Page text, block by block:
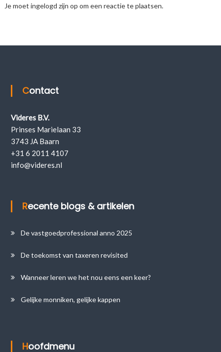
Je moet ingelogd zijn op om een reactie te plaatsen.
Contact
Videres B.V.
Prinses Marielaan 33
3743 JA Baarn
+31 6 2011 4107
info@videres.nl
Recente blogs & artikelen
De vastgoedprofessional anno 2025
De toekomst van taxeren revisited
Wanneer leren we het nou eens een keer?
Gelijke monniken, gelijke kappen
Hoofdmenu